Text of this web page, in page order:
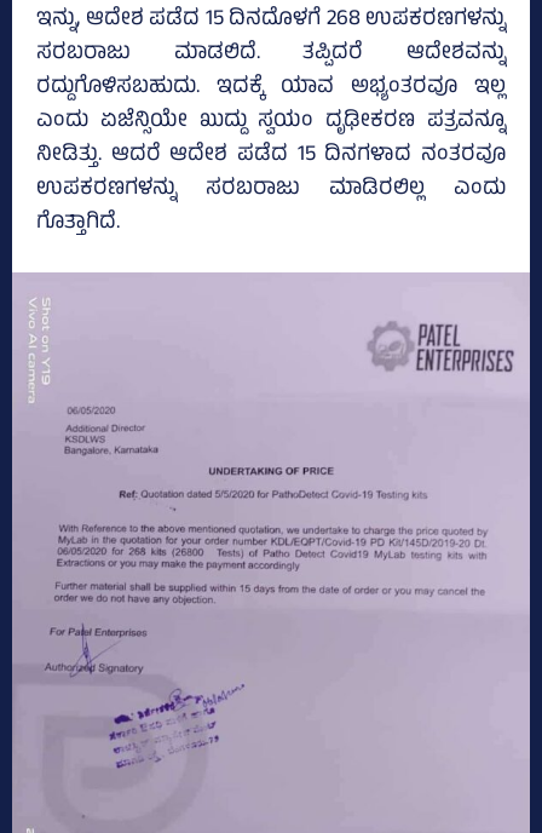
ಇನ್ನು, ಆದೇಶ ಪಡೆದ 15 ದಿನದೊಳಗೆ 268 ಉಪಕರಣಗಳನ್ನು
ಸರಬರಾಜು ಮಾಡಲಿದೆ. ತಪ್ಪಿದರೆ ಆದೇಶವನ್ನು
ರದ್ದುಗೊಳಿಸಬಹುದು. ಇದಕ್ಕೆ ಯಾವ ಅಭ್ಯಂತರವೂ ಇಲ್ಲ
ಎಂದು ಏಜೆನ್ಸಿಯೇ ಖುದ್ದು ಸ್ವಯಂ ದೃಢೀಕರಣ ಪತ್ರವನ್ನೂ
ನೀಡಿತ್ತು. ಆದರೆ ಆದೇಶ ಪಡೆದ 15 ದಿನಗಳಾದ ನಂತರವೂ
ಉಪಕರಣಗಳನ್ನು ಸರಬರಾಜು ಮಾಡಿರಲಿಲ್ಲ ಎಂದು
ಗೊತ್ತಾಗಿದೆ.